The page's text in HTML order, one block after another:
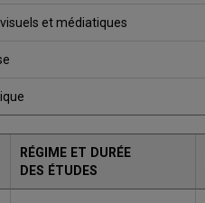
et médiatiques
RÉGIME ET DURÉE
DES ÉTUDES